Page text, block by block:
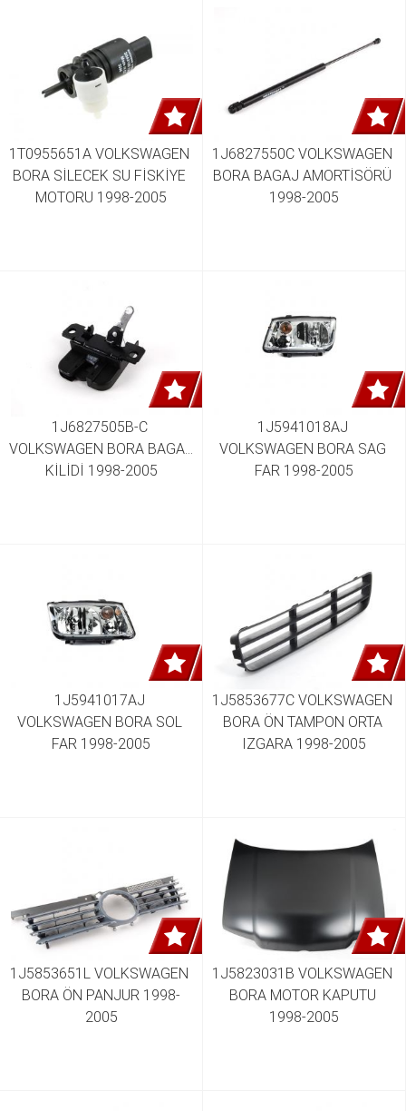
1T0955651A VOLKSWAGEN
BORA SİLECEK SU FİSKİYE
MOTORU 1998-2005
1J6827550C VOLKSWAGEN
BORA BAGAJ AMORTİSÖRÜ
1998-2005
1J6827505B-C
VOLKSWAGEN BORA BAGAJ
KİLİDİ 1998-2005
1J5941018AJ
VOLKSWAGEN BORA SAG
FAR 1998-2005
1J5941017AJ
VOLKSWAGEN BORA SOL
FAR 1998-2005
1J5853677C VOLKSWAGEN
BORA ÖN TAMPON ORTA
IZGARA 1998-2005
1J5853651L VOLKSWAGEN
BORA ÖN PANJUR 1998-
2005
1J5823031B VOLKSWAGEN
BORA MOTOR KAPUTU
1998-2005